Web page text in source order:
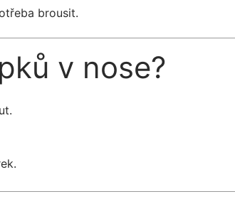
brousit.
v nose?